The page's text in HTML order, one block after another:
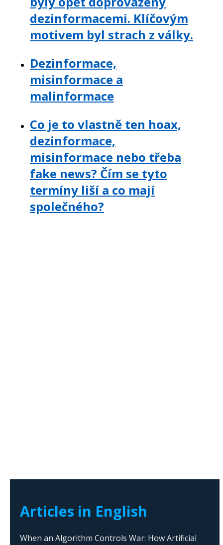
dezinformacemi. Klíčovým
motivem byl strach z války.
Dezinformace,
misinformace a
malinformace
Co je to vlastně ten hoax,
dezinformace,
misinformace nebo třeba
fake news? Čím se tyto
termíny liší a co mají
společného?
Articles in English
When an Algorithm Controls War: How Artificial